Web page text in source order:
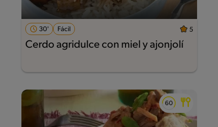
30' Fácil 5
Cerdo agridulce con miel y ajonjolí